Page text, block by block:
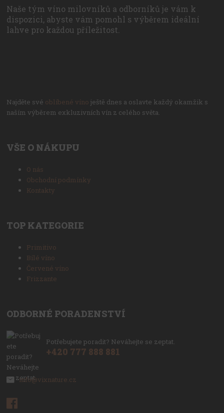
Naše tým víno milovníků a odborníků je vám k
dispozici, abyste vám pomohl s výběrem ideální
lahve pro každou příležitost.
Najděte své oblíbené víno ještě dnes a oslavte každý okamžik s
naším výběrem exkluzivních vín z celého světa.
VŠE O NÁKUPU
O nás
Obchodní podmínky
Kontakty
TOP KATEGORIE
Primitivo
Bílé víno
Červené víno
Frizzante
ODBORNÉ PORADENSTVÍ
Potřebujete poradit? Neváhejte se zeptat.
+420 777 888 881
info@vixnature.cz